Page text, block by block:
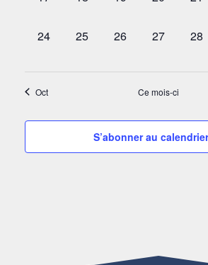
0
24
0
25
0
26
0
27
0
28
Oct Ce mois-ci
S’abonner au calendrier